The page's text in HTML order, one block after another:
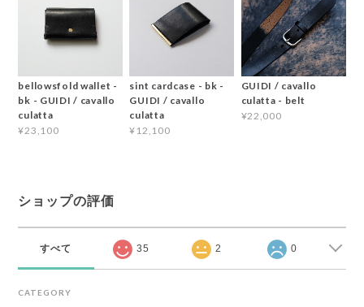
bellowsfold wallet -
bk - GUIDI / cavallo
culatta
¥23,100
sint cardcase - bk -
GUIDI / cavallo
culatta
¥12,100
GUIDI / cavallo
culatta - belt
¥22,000
ショップの評価
すべて 35 2 0
CATEGORY